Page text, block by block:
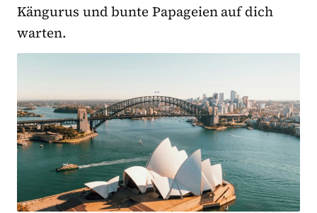
Kängurus und bunte Papageien auf dich
warten.